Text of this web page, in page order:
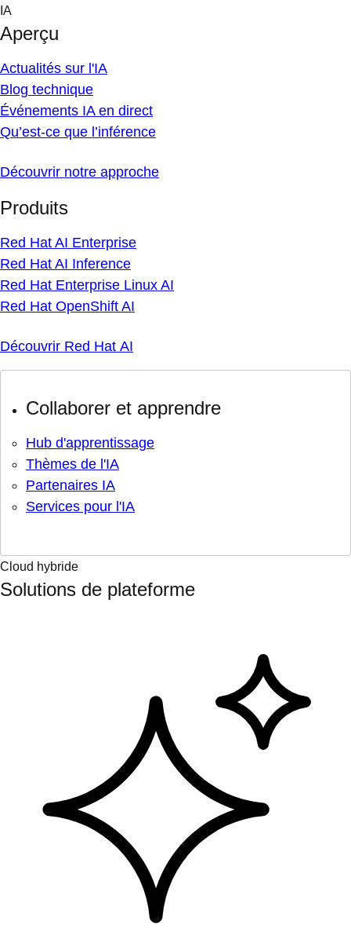
Skip
content
IA
Aperçu
Actualités sur l'IA
Blog technique
Événements IA en direct
Qu’est-ce que l’inférence
Découvrir notre approche
Produits
Red Hat AI Enterprise
Red Hat AI Inference
Red Hat Enterprise Linux AI
Red Hat OpenShift AI
Découvrir Red Hat AI
Collaborer et apprendre
Hub d'apprentissage
Thèmes de l'IA
Partenaires IA
Services pour l'IA
Cloud hybride
Solutions de plateforme